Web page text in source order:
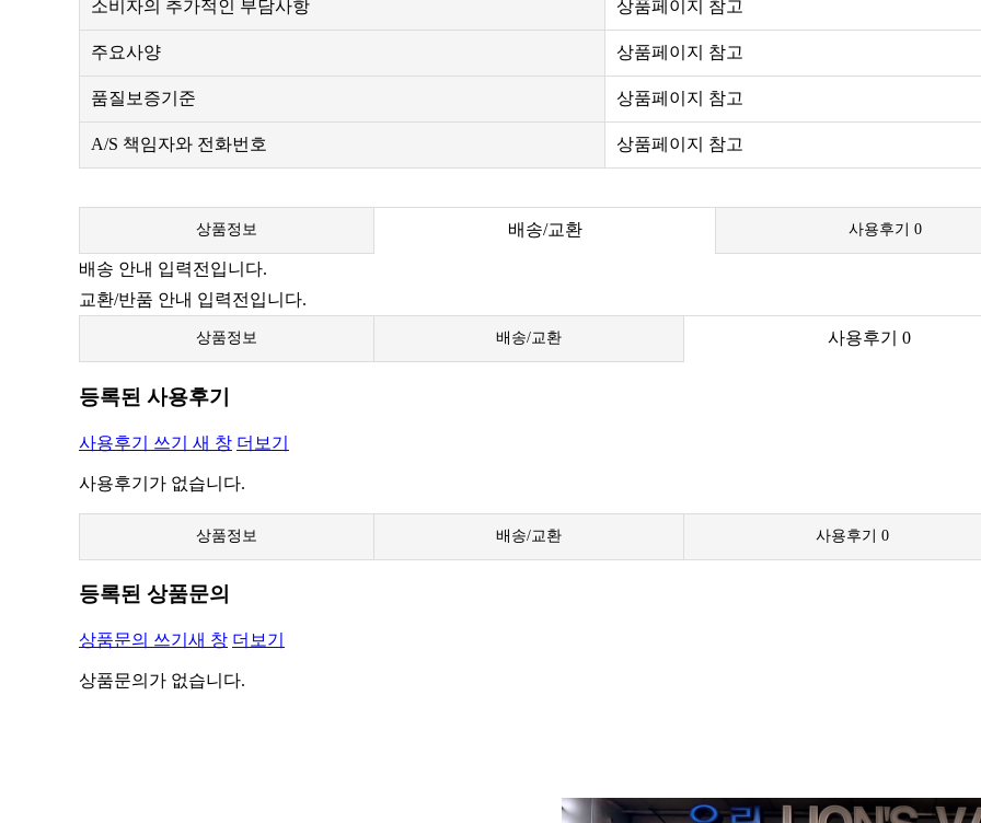
소비자의 추가적인 부담사항 상품페이지 참고
주요사양 상품페이지 참고
품질보증기준 상품페이지 참고
A/S 책임자와 전화번호 상품페이지 참고
상품정보 배송/교환 사용후기 0
배송 안내 입력전입니다.
교환/반품 안내 입력전입니다.
상품정보 배송/교환 사용후기 0
등록된 사용후기
사용후기 쓰기 새 창 더보기
사용후기가 없습니다.
상품정보 배송/교환 사용후기 0
등록된 상품문의
상품문의 쓰기 새 창 더보기
상품문의가 없습니다.